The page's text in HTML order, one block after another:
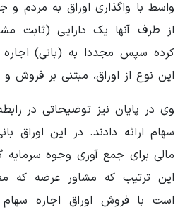
واسط با واگذاری اوراق به مردم و
از طرف آنها یک دارایی (ثابت
کرده سپس مجددا به (بانی)
این نوع از اوراق، مبتنی بر فروش
وی در پایان نیز توضیحاتی در
سهام ارائه دادند. در این اوراق
مالی برای جمع آوری وجوه سرمایه
این ترتیب که مشاور عرضه که
است با فروش اوراق اجاره سهام